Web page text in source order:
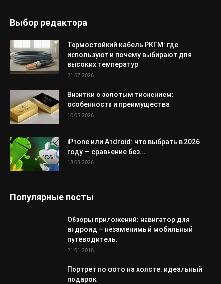
Выбор редактора
Термостойкий кабель РКГМ: где
используют и почему выбирают для
высоких температур
21.07.2026
Визитки с золотым тиснением:
особенности и преимущества
10.05.2026
iPhone или Android: что выбрать в 2026
году — сравнение без...
18.03.2026
Популярные посты
Обзоры приложений: навигатор для
андроид – незаменимый мобильный
путеводитель.
21.01.2018
Портрет по фото на холсте: идеальный
подарок